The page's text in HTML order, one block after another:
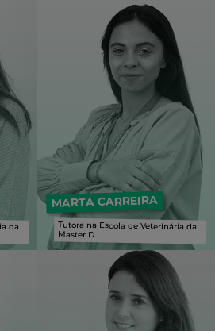
da
MARTA CARREIRA
Tutora na Escola de Veterinária da
Master D